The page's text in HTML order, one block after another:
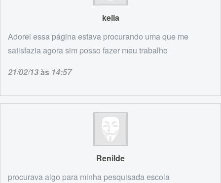
keila
Adorei essa página estava procurando uma que me
satisfazia agora sim posso fazer meu trabalho
21/02/13às 14:57
Renilde
procurava algo para minha pesquisada escola